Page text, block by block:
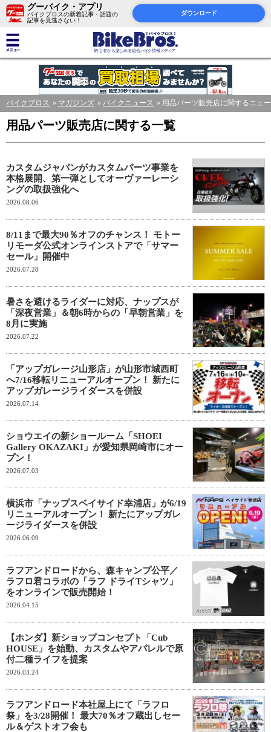
グーバイク・アプリ
バイクブロスの新着記事・話題の
記事を見逃さない！
ダウンロード
バイクブロス マガジンズ バイクニュース 用品パーツ販売店に関するニュ
用品パーツ販売店に関する一覧
カスタムジャパンがカスタムパーツ事業を
本格展開、第一弾としてオーヴァーレーシ
ングの取扱強化へ
2026.08.06
8/11まで最大90％オフのチャンス！ モトー
リモーダ公式オンラインストアで「サマー
セール」開催中
2026.07.28
暑さを避けるライダーに対応、ナップスが
「深夜営業」＆朝6時からの「早朝営業」を
8月に実施
2026.07.22
「アップガレージ山形店」が山形市城西町
へ7/16移転リニューアルオープン！ 新たに
アップガレージライダースを併設
2026.07.14
ショウエイの新ショールーム「SHOEI
Gallery OKAZAKI」が愛知県岡崎市にオー
プン！
2026.07.03
横浜市「ナップスベイサイド幸浦店」が6/19
リニューアルオープン！ 新たにアップガレ
ージライダースを併設
2026.06.09
ラフアンドロードから、森キャンプ公平／
ラフロ君コラボの「ラフ ドライTシャツ」
をオンラインで販売開始！
2026.04.15
【ホンダ】新ショップコンセプト「Cub
HOUSE」を始動、カスタムやアパレルで原
付二種ライフを提案
2026.03.24
ラフアンドロード本社屋上にて「ラフロ
祭」を3/28開催！ 最大70％オフ蔵出しセー
ル＆ゲストオフ会も